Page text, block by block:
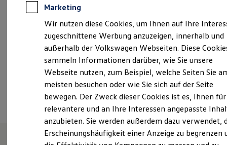
Reparatur & Service
Sommer-Special
Reparatur, Pflege & Inspektion
Servicetermin anfragen
Service-Vorteile bei Volkswagen Nutzfahrzeuge
ServicePlus
Economy Service
Räder & Reifen Service
Ersatzfahrzeuge
Notdienst und Pannenhilfe
Software, Konnektivität & Apps
California App
VW Connect für Ihren Transporter/Caravelle
VW Connect für Ihren Amarok
VW Connect für andere Modelle
wendlingen@hahn-automobile.de
+49 7024 805950
Ansprechpartner
Marketing
Wir nutzen diese Cookies, um Ihnen auf Ihre
zugeschnittene Werbung anzuzeigen, innerhalb und
außerhalb der Volkswagen Webseiten. Diese
sammeln Informationen darüber, wie Sie unsere
Webseite nutzen, zum Beispiel, welche Seiten Sie
meisten besuchen oder wie Sie sich auf der Seite
bewegen. Der Zweck dieser Cookies ist es, Ihnen für
relevantere und an Ihre Interessen angepasste
anzubieten. Sie werden außerdem dazu verwendet,
Erscheinungshäufigkeit einer Anzeige zu begrenzen